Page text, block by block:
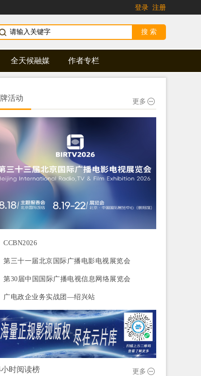
登录 注册
全天候融媒 作者专栏
活动 更多
CCBN2026
第三十一届北京国际广播电影电视展览会
第30届中国国际广播电视信息网络展览会
广电政企业务实战团—绍兴站
时阅读榜 更多